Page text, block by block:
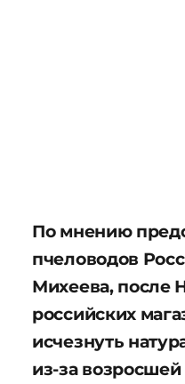
По мнению
пчеловодов
Михеева, после
российских
исчезнуть
из-за возросшей